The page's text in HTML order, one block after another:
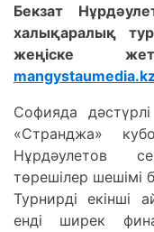
Бекзат
халықаралық
жеңіске
Софияда
«Странджа»
Нұрдәулетов
төрешілер шешімі
Турнирді екінші
енді ширек